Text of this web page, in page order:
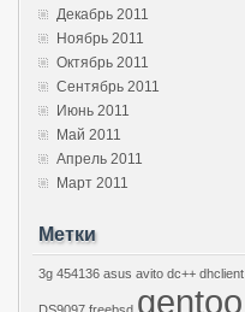
Декабрь 2011
Ноябрь 2011
Октябрь 2011
Сентябрь 2011
Июнь 2011
Май 2011
Апрель 2011
Март 2011
Метки
3g 454136 asus avito dc++ dhclient
gentoo